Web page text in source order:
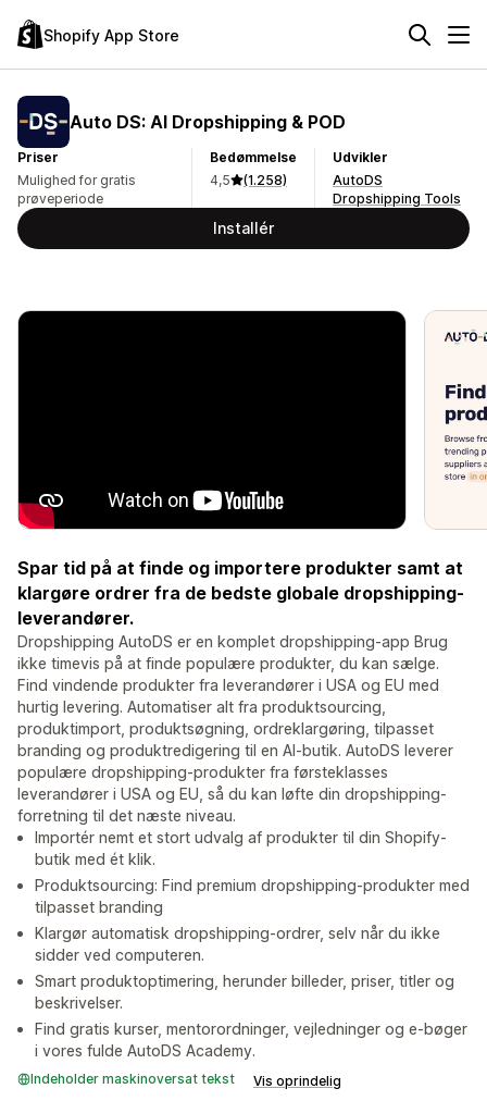
Shopify App Store
Auto DS: AI Dropshipping & POD
Priser
Mulighed for gratis
prøveperiode
Bedømmelse
4,5
(1.258)
Udvikler
AutoDS
Dropshipping Tools
Installér
Spar tid på at finde og importere produkter samt at
klargøre ordrer fra de bedste globale dropshipping-
leverandører.
Dropshipping AutoDS er en komplet dropshipping-app Brug
ikke timevis på at finde populære produkter, du kan sælge.
Find vindende produkter fra leverandører i USA og EU med
hurtig levering. Automatiser alt fra produktsourcing,
produktimport, produktsøgning, ordreklargøring, tilpasset
branding og produktredigering til en AI-butik. AutoDS leverer
populære dropshipping-produkter fra førsteklasses
leverandører i USA og EU, så du kan løfte din dropshipping-
forretning til det næste niveau.
Importér nemt et stort udvalg af produkter til din Shopify-
butik med ét klik.
Produktsourcing: Find premium dropshipping-produkter med
tilpasset branding
Klargør automatisk dropshipping-ordrer, selv når du ikke
sidder ved computeren.
Smart produktoptimering, herunder billeder, priser, titler og
beskrivelser.
Find gratis kurser, mentorordninger, vejledninger og e-bøger
i vores fulde AutoDS Academy.
Indeholder maskinoversat tekst Vis oprindelig